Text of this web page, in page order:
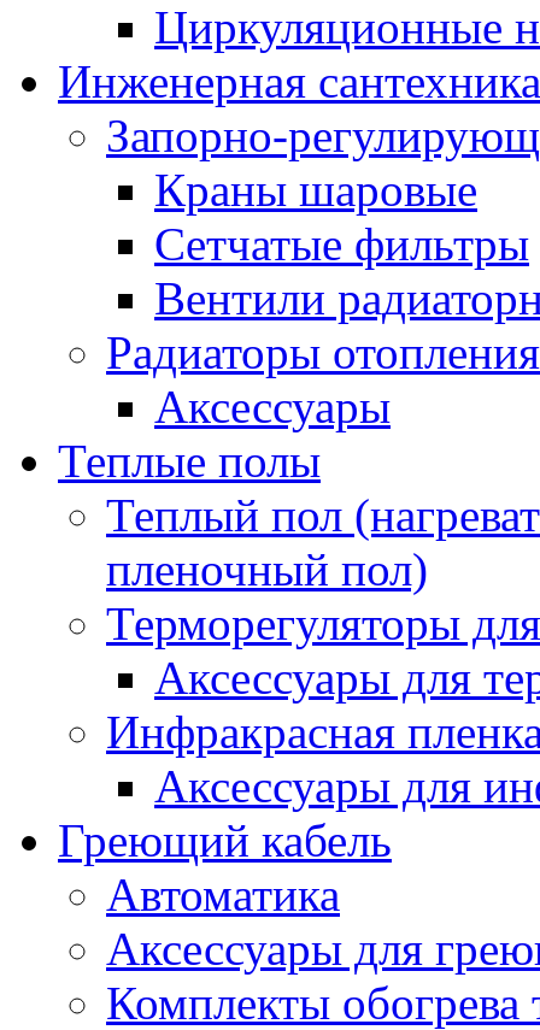
Циркуляционные
Инженерная сантехника
Запорно-
Краны шаровые
Сетчатые фильтры
Вентили
Радиаторы отопления
Аксессуары
Теплые полы
Теплый пол
пленочный пол)
Терморегуляторы
Аксессуары для
Инфракрасная
Аксессуары для
Греющий кабель
Автоматика
Аксессуары для
Комплекты обогрева